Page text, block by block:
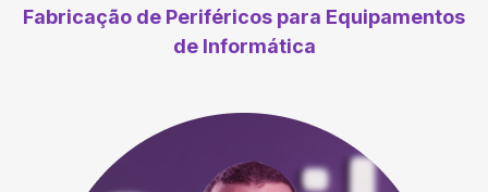
Fabricação de Periféricos para Equipamentos
de Informática